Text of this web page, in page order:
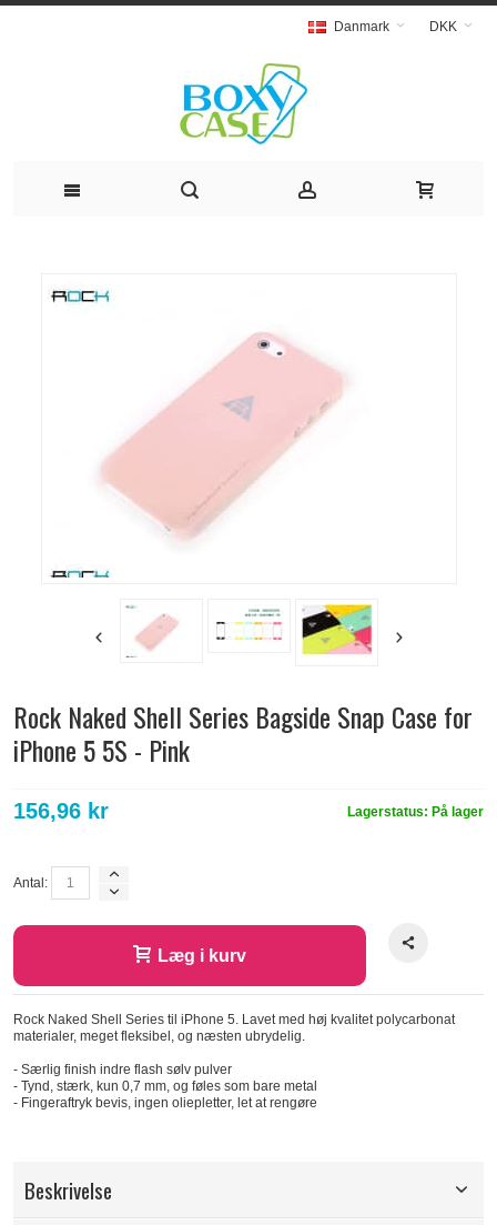
DKK
Danmark
Rock Naked Shell Series Bagside Snap Case for
iPhone 5 5S - Pink
Lagerstatus: På lager
156,96 kr
Antal:
Læg i kurv
Rock Naked Shell Series til iPhone 5. Lavet med høj kvalitet polycarbonat
materialer, meget fleksibel, og næsten ubrydelig.
- Særlig finish indre flash sølv pulver
- Tynd, stærk, kun 0,7 mm, og føles som bare metal
- Fingeraftryk bevis, ingen oliepletter, let at rengøre
Beskrivelse